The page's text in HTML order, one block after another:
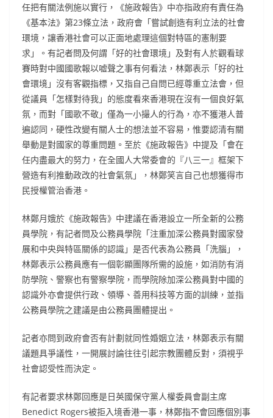
任把有關法例施以實行，《施政報告》中亦指政府有責任為
《基本法》第23條立法，政府會「嘗試創造有利立法的社會
環境，讓香港社會可以正面地處理這個對特區的憲制要
求」。有記者問及何謂「好的社會環境」及對有人於觀看球
賽時對中國國歌報以嘘聲之事有何看法，林鄭表示「好的社
會環境」沒有客觀指標，又指自己自問已經尊重立法會，但
從議員「怎樣對待我」的態度看來香港現在沒有一個良好氣
氛，而對「國歌不敬」僅為一小撮人的行為，亦不獲港人普
遍認同，硬性改變有關人士的想法並不容易，惟要認清有關
舉動是對國家的尊重問題。至於《施政報告》中提及「會在
任内盡最大的努力，在全國人大常委會的『八三一』框架下
營造有利推動政改的社會氣氛」，林鄭笑言自己也想獲得市
民授權管治香港。
林鄭月娥於《施政報告》中建議在香港設立一所全新的公務
員學院，有記者問及公務員學院「注重加深公務員對國家發
展和中央與特區關係的認識」是否代表為公務員「洗腦」，
林鄭表示公務員應有一個彰顯團隊所需的設施，如消防有消
防學院、警察也有警察學院，而學院除加深公務員對中國的
認識外亦會提供行政、領導、善用科技等方面的訓練，並指
公務員學院之建議是由公務員團體提出。
記者亦問到政府會否有計劃就同性婚姻立法，林鄭表示有關
議題具爭議性，一開展討論往往引起宗教團體反對，須視乎
社會認受性而決定。
有記者要求林鄭回應是日英國保守黨人權委員會副主席
Benedict Rogers被拒入境香港一事，林鄭指不會回應個別事